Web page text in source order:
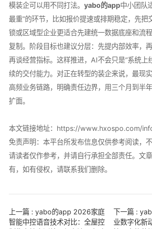
模装企可以用不同打法。 yabo的app中小团队
最重”的环节，比如报价提速或排期稳定，先把
锁或区域型企业更适合先建统一数据底座和流
复制。阶段目标也建议分层：先提内部效率，
再谈经营指标。这样推进，AI不会只是“系统上
续的交付能力。对正在转型的装企来说，最现
高频业务链路，明确责任边界，用三个月到半
扩面。
本文链接地址： https://www.hxospo.com/
免责声明：本平台所发布信息仅供参考阅读，
请读者仅作参考，并请自行承担全部责任。文
有，如有侵权，请联系我们删除。
上一篇 : yabo的app 2026家庭
智能中控语音技术对比：全屋控
下一篇 :
业数字化新